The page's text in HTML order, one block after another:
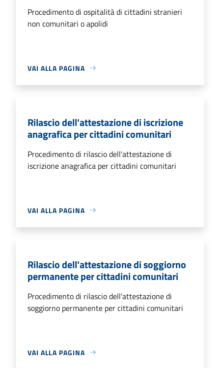
Procedimento di ospitalità di cittadini stranieri
non comunitari o apolidi
VAI ALLA PAGINA
Rilascio dell'attestazione di iscrizione
anagrafica per cittadini comunitari
Procedimento di rilascio dell'attestazione di
iscrizione anagrafica per cittadini comunitari
VAI ALLA PAGINA
Rilascio dell'attestazione di soggiorno
permanente per cittadini comunitari
Procedimento di rilascio dell'attestazione di
soggiorno permanente per cittadini comunitari
VAI ALLA PAGINA